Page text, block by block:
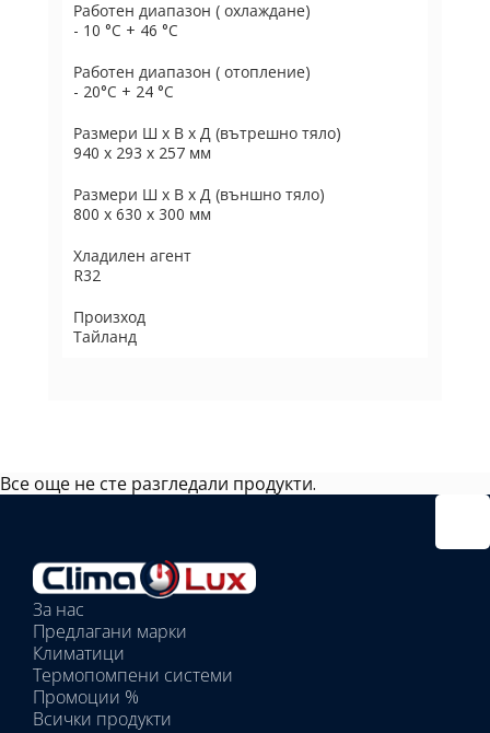
Работен диапазон ( охлаждане)
- 10 °C + 46 °C
Работен диапазон ( отопление)
- 20°C + 24 °C
Размери Ш х В х Д (вътрешно тяло)
940 х 293 х 257 мм
Размери Ш х В х Д (външно тяло)
800 х 630 х 300 мм
Хладилен агент
R32
Произход
Тайланд
Все още не сте разгледали продукти.
Избрани
вътрешни
тела:
Избрано
тяло:
За нас
Предлагани марки
Климатици
Термопомпени системи
Промоции %
Всички продукти